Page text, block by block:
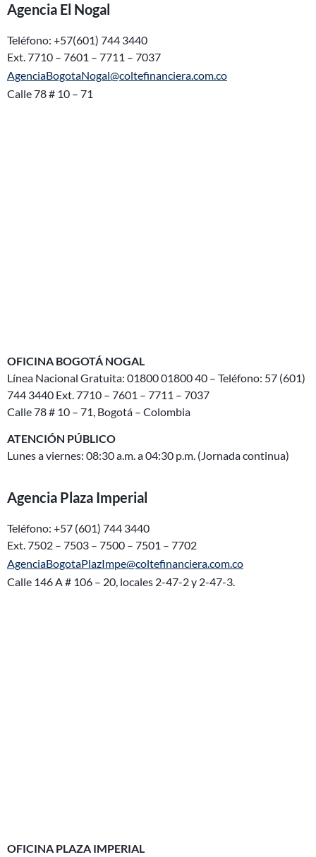
Agencia El Nogal
Teléfono: +57(601) 744 3440
Ext. 7710 – 7601 – 7711 – 7037
AgenciaBogotaNogal@coltefinanciera.com.co
Calle 78 # 10 – 71
OFICINA BOGOTÁ NOGAL
Línea Nacional Gratuita: 01800 01800 40 – Teléfono: 57 (601)
744 3440 Ext. 7710 – 7601 – 7711 – 7037
Calle 78 # 10 – 71, Bogotá – Colombia
ATENCIÓN PÚBLICO
Lunes a viernes: 08:30 a.m. a 04:30 p.m. (Jornada continua)
Agencia Plaza Imperial
Teléfono: +57 (601) 744 3440
Ext. 7502 – 7503 – 7500 – 7501 – 7702
AgenciaBogotaPlazImpe@coltefinanciera.com.co
Calle 146 A # 106 – 20, locales 2-47-2 y 2-47-3.
OFICINA PLAZA IMPERIAL